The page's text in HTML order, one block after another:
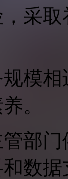
采
规模
。
管部
数